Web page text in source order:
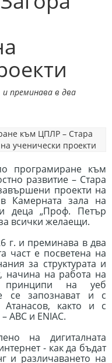
преминава в два
програмиране към
развитие – Стара
проекти на
Камерната зала на
деца „Проф. Петър
всички желаещи.
г. и преминава в два
част е посветена на
за структурата и
начина на работа на
принципи на уеб
се запознават и с
както и с
ABC и ENIAC.
на дигиталната
- как да бъдат
и различаването на